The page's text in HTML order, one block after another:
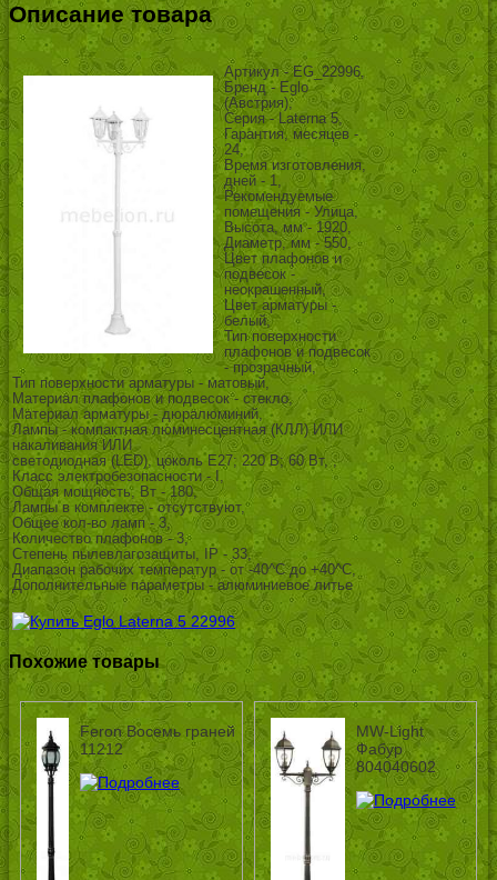
Описание товара
Артикул - EG_22996,
Бренд - Eglo
(Австрия),
Серия - Laterna 5,
Гарантия, месяцев -
24,
Время изготовления,
дней - 1,
Рекомендуемые
помещения - Улица,
Высота, мм - 1920,
Диаметр, мм - 550,
Цвет плафонов и
подвесок -
неокрашенный,
Цвет арматуры -
белый,
Тип поверхности
плафонов и подвесок
- прозрачный,
Тип поверхности арматуры - матовый,
Материал плафонов и подвесок - стекло,
Материал арматуры - дюралюминий,
Лампы - компактная люминесцентная (КЛЛ) ИЛИ
накаливания ИЛИ
светодиодная (LED), цоколь E27; 220 В; 60 Вт, ,
Класс электробезопасности - I,
Общая мощность, Вт - 180,
Лампы в комплекте - отсутствуют,
Общее кол-во ламп - 3,
Количество плафонов - 3,
Степень пылевлагозащиты, IP - 33,
Диапазон рабочих температур - от -40^C до +40^C,
Дополнительные параметры - алюминиевое литье
Похожие товары
Feron Восемь граней
11212
MW-Light
Фабур
804040602